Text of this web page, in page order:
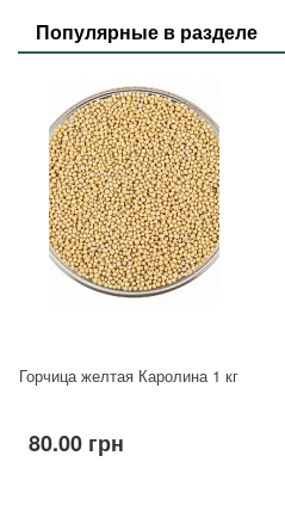
Популярные в разделе
Горчица желтая Каролина 1 кг
80.00 грн